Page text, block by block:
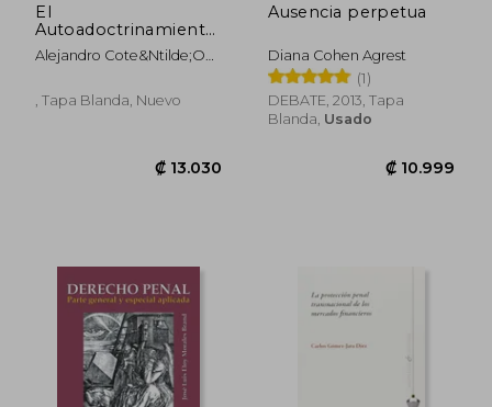
El
Autoadoctrinamiento
Pasivo y su Relación
con la Libertad
Principio de Lesividad
Alejandro Cote&Ntilde;O
, Tapa Blanda, Nuevo
Ausencia perpetua
Diana Cohen Agrest
(1)
DEBATE, 2013, Tapa
Blanda, Usado